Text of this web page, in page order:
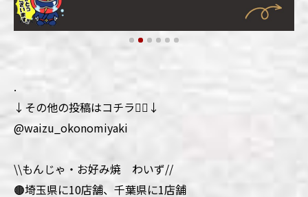
.
↓その他の投稿はコチラ💁‍♀️↓
@waizu_okonomiyaki
\\もんじゃ・お好み焼 わいず//
🟤埼玉県に10店舗、千葉県に1店舗